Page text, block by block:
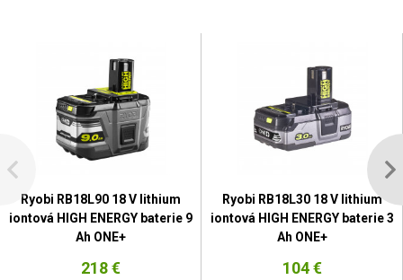
Ryobi RB18L90 18 V lithium
iontová HIGH ENERGY baterie 9
Ah ONE+
218 €
Ryobi RB18L30 18 V lithium
iontová HIGH ENERGY baterie 3
Ah ONE+
104 €